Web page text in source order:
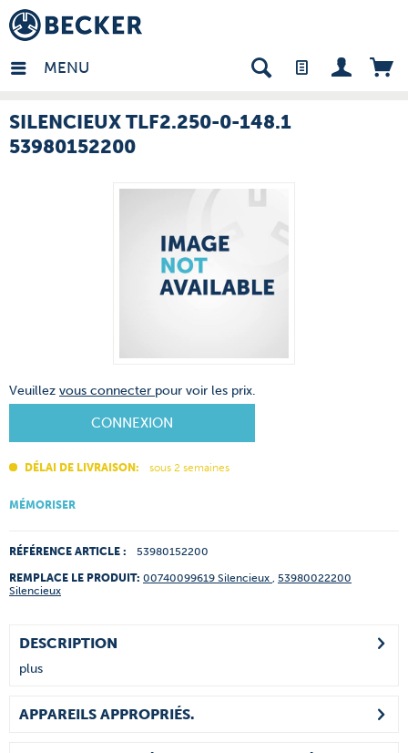
MENU
- FR
SILENCIEUX TLF2.250-0-148.1
53980152200
Veuillez vous connecter pour voir les prix.
CONNEXION
DÉLAI DE LIVRAISON: sous 2 semaines
MÉMORISER
RÉFÉRENCE ARTICLE : 53980152200
REMPLACE LE PRODUIT: 00740099619 Silencieux , 53980022200
Silencieux
DESCRIPTION
plus
APPAREILS APPROPRIÉS.